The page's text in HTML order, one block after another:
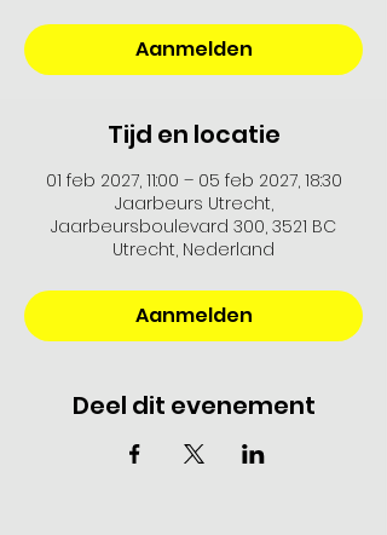
Aanmelden
Tijd en locatie
01 feb 2027, 11:00 – 05 feb 2027, 18:30
Jaarbeurs Utrecht,
Jaarbeursboulevard 300, 3521 BC
Utrecht, Nederland
Aanmelden
Deel dit evenement